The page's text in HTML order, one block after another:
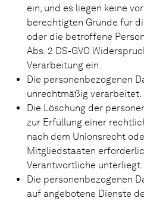
ein, und es liegen keine
berechtigten Gründe für
oder die betroffene
Abs. 2 DS-GVO
Verarbeitung ein.
Die personenbezogenen
unrechtmäßig verarbeitet.
Die Löschung der
zur Erfüllung einer
nach dem Unionsrecht
Mitgliedstaaten
Verantwortliche unterliegt.
Die personenbezogenen
auf angebotene Dienste